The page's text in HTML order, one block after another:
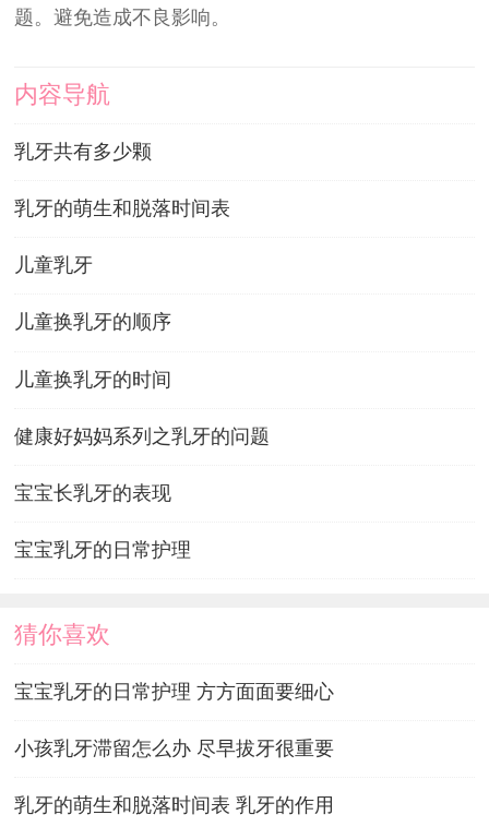
题。避免造成不良影响。
内容导航
乳牙共有多少颗
乳牙的萌生和脱落时间表
儿童乳牙
儿童换乳牙的顺序
儿童换乳牙的时间
健康好妈妈系列之乳牙的问题
宝宝长乳牙的表现
宝宝乳牙的日常护理
猜你喜欢
宝宝乳牙的日常护理 方方面面要细心
小孩乳牙滞留怎么办 尽早拔牙很重要
乳牙的萌生和脱落时间表 乳牙的作用